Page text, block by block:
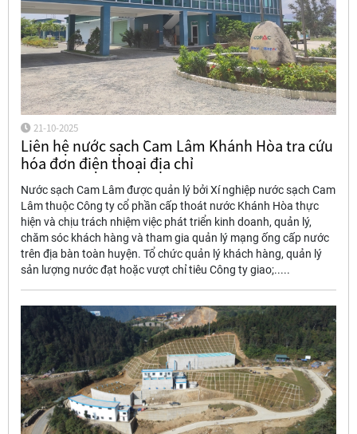
21-10-2025
Liên hệ nước sạch Cam Lâm Khánh Hòa tra cứu
hóa đơn điện thoại địa chỉ
Nước sạch Cam Lâm được quản lý bởi Xí nghiệp nước sạch Cam
Lâm thuộc Công ty cổ phần cấp thoát nước Khánh Hòa thực
hiện và chịu trách nhiệm việc phát triển kinh doanh, quản lý,
chăm sóc khách hàng và tham gia quản lý mạng ống cấp nước
trên địa bàn toàn huyện. Tổ chức quản lý khách hàng, quản lý
sản lượng nước đạt hoặc vượt chỉ tiêu Công ty giao;.....